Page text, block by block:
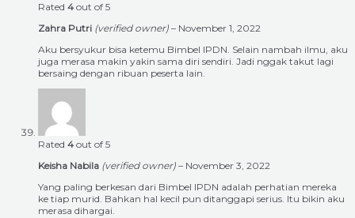
Rated 4 out of 5
Zahra Putri (verified owner) – November 1, 2022
Aku bersyukur bisa ketemu Bimbel IPDN. Selain nambah ilmu, aku
juga merasa makin yakin sama diri sendiri. Jadi nggak takut lagi
bersaing dengan ribuan peserta lain.
Rated 4 out of 5
Keisha Nabila (verified owner) – November 3, 2022
Yang paling berkesan dari Bimbel IPDN adalah perhatian mereka
ke tiap murid. Bahkan hal kecil pun ditanggapi serius. Itu bikin aku
merasa dihargai.